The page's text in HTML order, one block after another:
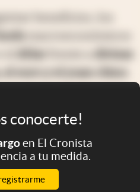
beneficios, los
dólar
divisas
el euro y el yuan chino
conocerte!
en El Cronista
a tu medida.